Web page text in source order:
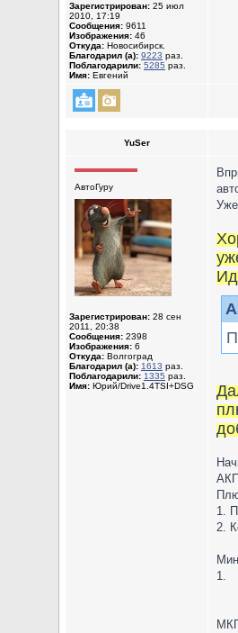
Зарегистрирован: 25 июл
2010, 17:19
Сообщения: 9611
Изображения: 46
Откуда: Новосибирск.
Благодарил (а): 9223 раз.
Поблагодарили: 5285 раз.
Имя: Евгений
YuSer
АвтоГуру
Зарегистрирован: 28 сен
2011, 20:38
Сообщения: 2398
Изображения: 6
Откуда: Волгоград
Благодарил (а): 1613 раз.
Поблагодарили: 1335 раз.
Имя: Юрий/Drive1.4TSI+DSG
1.
2.
1.